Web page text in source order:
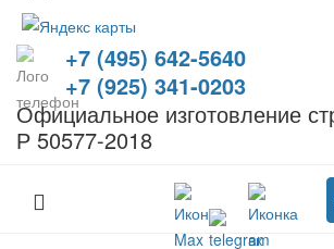
+7 (495) 642-5640
+7 (925) 341-0203
Официальное изготовление
Р 50577-2018